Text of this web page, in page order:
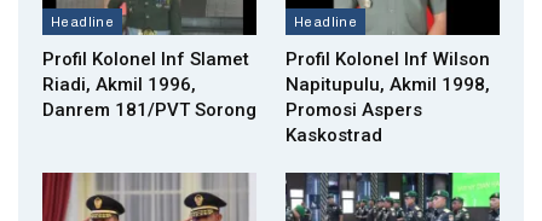
Headline
Profil Kolonel Inf Slamet
Riadi, Akmil 1996,
Danrem 181/PVT Sorong
Headline
Profil Kolonel Inf Wilson
Napitupulu, Akmil 1998,
Promosi Aspers
Kaskostrad